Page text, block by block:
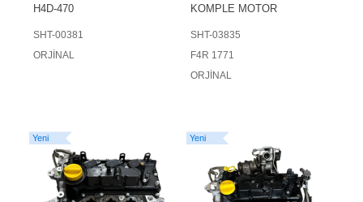
H4D-470
SHT-00381
ORJİNAL
KOMPLE MOTOR
SHT-03835
F4R 1771
ORJİNAL
Yeni Yeni